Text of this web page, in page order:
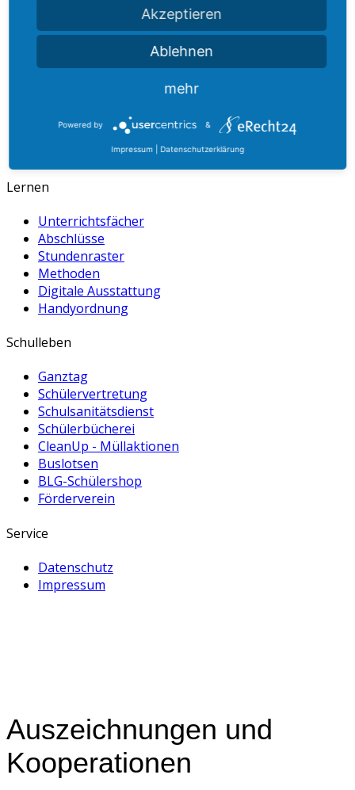
+49 27 21 60 599 100
+49 27 21 60 599 106
Lernen
Unterrichtsfächer
Abschlüsse
Stundenraster
Methoden
Digitale Ausstattung
Handyordnung
Schulleben
Ganztag
Schülervertretung
Schulsanitätsdienst
Schülerbücherei
CleanUp - Müllaktionen
Buslotsen
BLG-Schülershop
Förderverein
Service
Datenschutz
Impressum
Auszeichnungen und
Kooperationen
Akzeptieren
Ablehnen
mehr
Powered by &
Impressum Datenschutzerklärung